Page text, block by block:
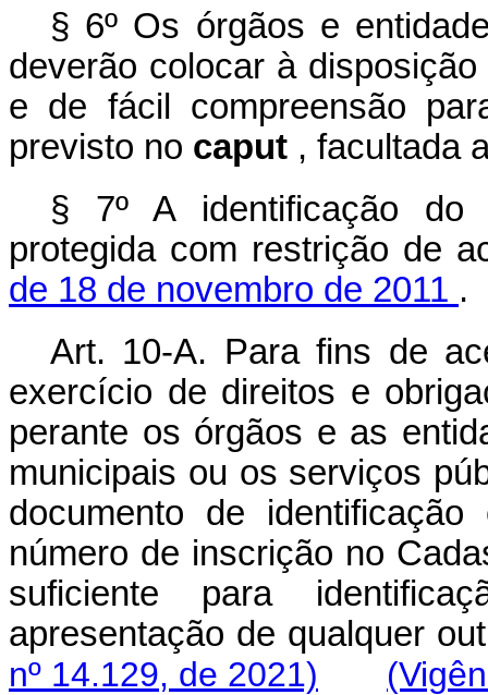
§ 6º Os órgãos e
deverão colocar à
e de fácil compreensão
previsto no caput , facultada
§ 7º A identificação do
protegida com restrição de
de 18 de novembro de 2011 .
Art. 10-A. Para fins de
exercício de direitos e
perante os órgãos e as
municipais ou os serviços
documento de
número de inscrição no
suficiente para
apresentação de qualquer
nº 14.129, de 2021)